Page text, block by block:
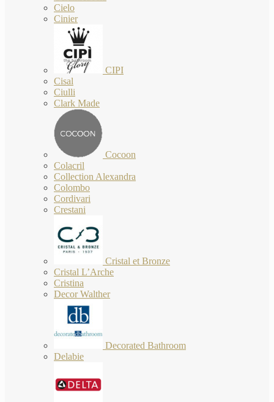
Cielo
Cinier
CIPI
Cisal
Ciulli
Clark Made
Cocoon
Colacril
Collection Alexandra
Colombo
Cordivari
Crestani
Cristal et Bronze
Cristal L’Arche
Cristina
Decor Walther
Decorated Bathroom
Delabie